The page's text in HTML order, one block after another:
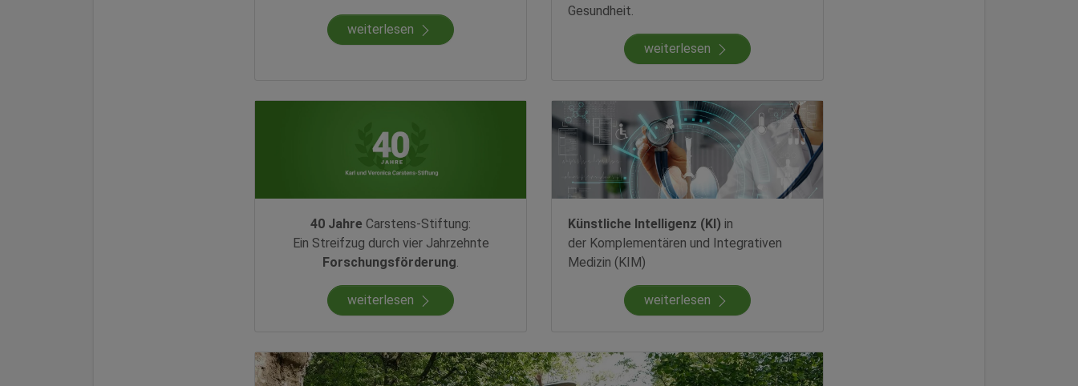
weiterlesen
Gesundheit.
weiterlesen
40 Jahre Carstens-Stiftung:
Ein Streifzug durch vier Jahrzehnte
Forschungsförderung
weiterlesen
Künstliche Intelligenz (KI) in
der Komplementären und Integrativen
Medizin (KIM)
weiterlesen